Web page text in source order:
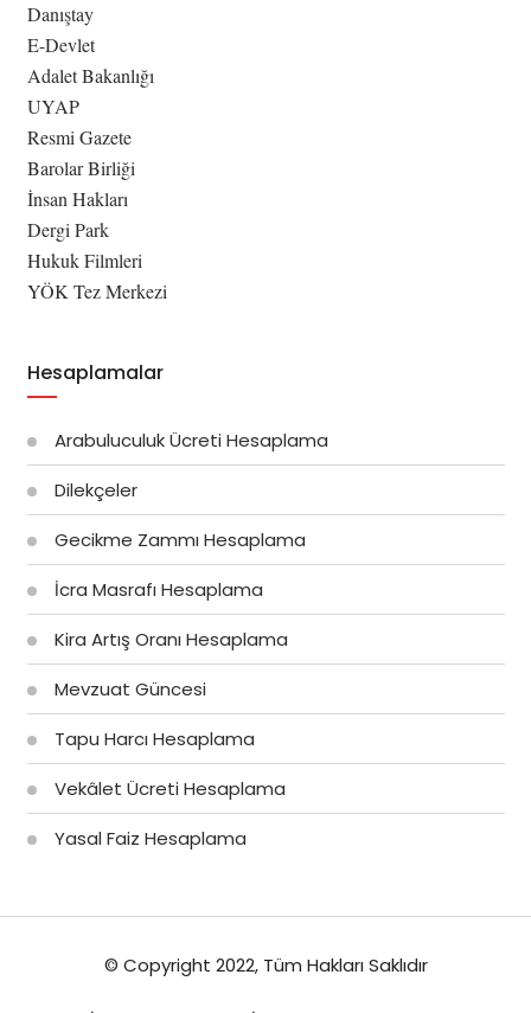
Danıştay
E-Devlet
Adalet Bakanlığı
UYAP
Resmi Gazete
Barolar Birliği
İnsan Hakları
Dergi Park
Hukuk Filmleri
YÖK Tez Merkezi
Hesaplamalar
Arabuluculuk Ücreti Hesaplama
Dilekçeler
Gecikme Zammı Hesaplama
İcra Masrafı Hesaplama
Kira Artış Oranı Hesaplama
Mevzuat Güncesi
Tapu Harcı Hesaplama
Vekâlet Ücreti Hesaplama
Yasal Faiz Hesaplama
© Copyright 2022, Tüm Hakları Saklıdır